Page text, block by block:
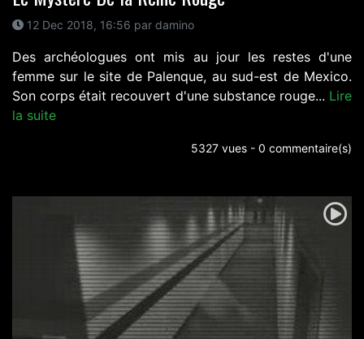
12 Dec 2018, 16:56 par damino
Des archéologues ont mis au jour les restes d'une
femme sur le site de Palenque, au sud-est de Mexico.
Son corps était recouvert d'une substance rouge... Lire
la suite
5327 vues - 0 commentaire(s)